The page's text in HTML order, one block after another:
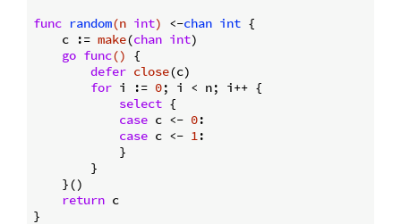
func random(n int) <-chan int {
    c :=
make(chan int)
go func()
{
defer close(c)
for i := 0; i < n; i++ {
select {
case c <- 0:
case c <- 1 :
            }
        }
    }()
return c